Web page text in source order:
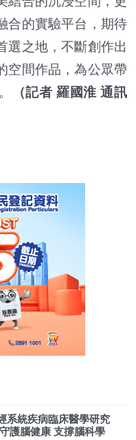
合的實驗平台，期待
選之地，不斷創作出
空間作品，為公眾帶
（記者 羅國淮 通訊
系統疾病臨床醫學研究
護腦健康 支撐腦科學